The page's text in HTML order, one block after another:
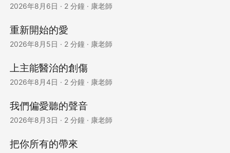
2026年8月6日 · 2 分鐘 · 康老師
重新開始的愛
2026年8月5日 · 2 分鐘 · 康老師
上主能醫治的創傷
2026年8月4日 · 2 分鐘 · 康老師
我們偏愛聽的聲音
2026年8月3日 · 2 分鐘 · 康老師
把你所有的帶來